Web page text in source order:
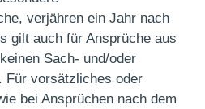
verjähren ein Jahr nach
gilt auch für Ansprüche aus
Sach- und/oder
Für vorsätzliches oder
bei Ansprüchen nach dem